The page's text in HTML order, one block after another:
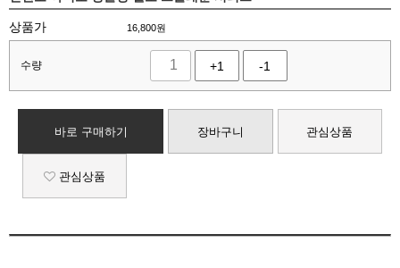
상품가 16,800원
수량 +1 -1
바로 구매하기 장바구니 관심상품
관심상품